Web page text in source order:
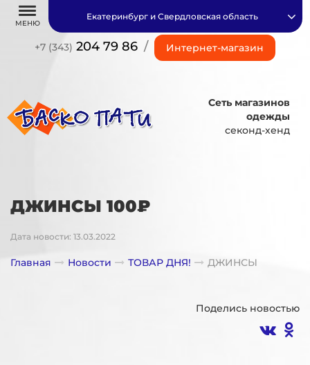
МЕНЮ
+7 (343) 204 79 86 / Интернет-магазин
Екатеринбург и Свердловская область
Сеть магазинов
одежды
секонд-хенд
ДЖИНСЫ 100₽
Дата новости: 13.03.2022
Главная Новости ТОВАР ДНЯ! ДЖИНСЫ
Поделись новостью